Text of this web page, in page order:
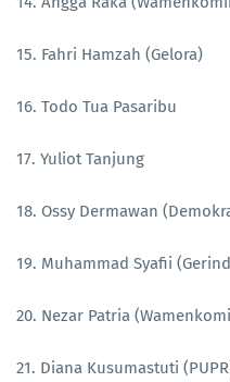
15. Fahri Hamzah (Gelora)
16. Todo Tua Pasaribu
17. Yuliot Tanjung
18. Ossy Dermawan
19. Muhammad Syafii
20. Nezar Patria
21. Diana Kusumastuti